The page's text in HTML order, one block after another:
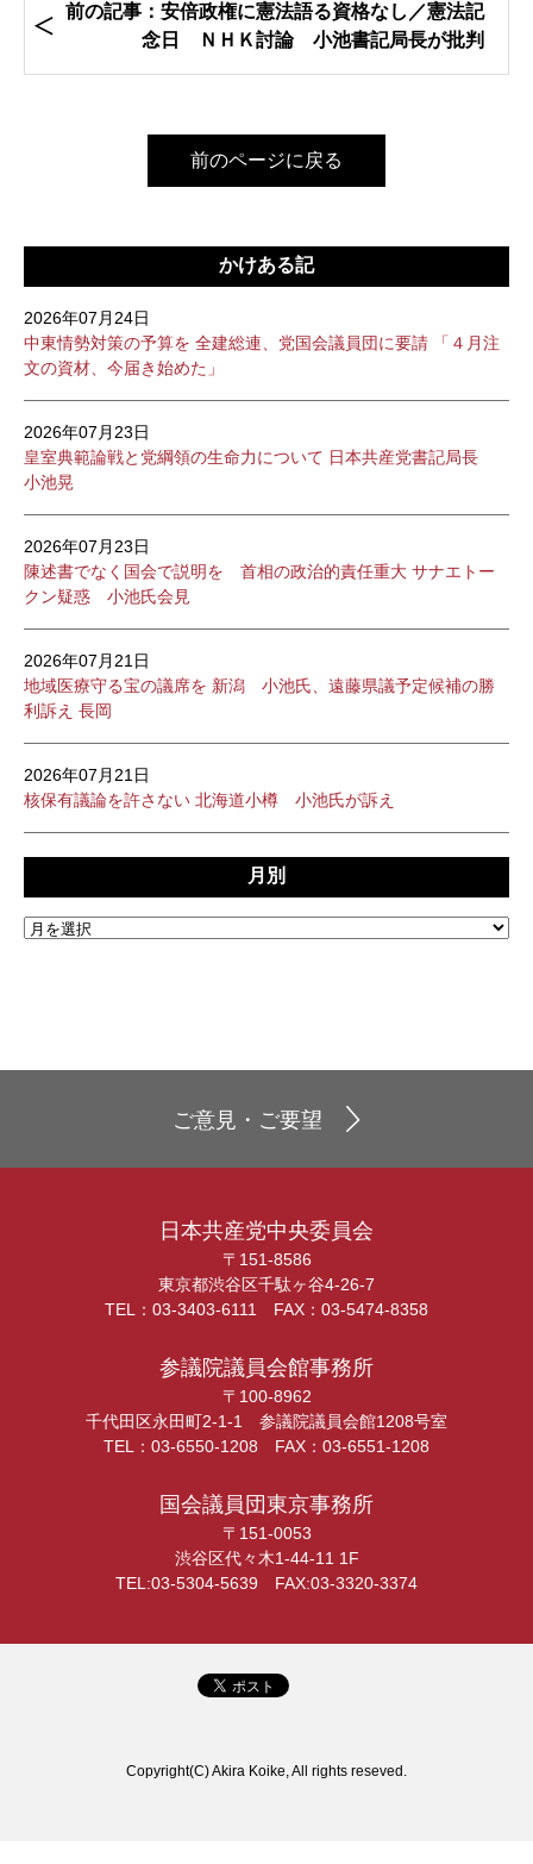
前の記事：安倍政権に憲法語る資格なし／憲法記
念日 ＮＨＫ討論 小池書記局長が批判
前のページに戻る
かけある記
2026年07月24日
中東情勢対策の予算を 全建総連、党国会議員団に要請 「４月注
文の資材、今届き始めた」
2026年07月23日
皇室典範論戦と党綱領の生命力について 日本共産党書記局長
小池晃
2026年07月23日
陳述書でなく国会で説明を 首相の政治的責任重大 サナエトー
クン疑惑 小池氏会見
2026年07月21日
地域医療守る宝の議席を 新潟 小池氏、遠藤県議予定候補の勝
利訴え 長岡
2026年07月21日
核保有議論を許さない 北海道小樽 小池氏が訴え
月別
ご意見・ご要望
日本共産党中央委員会
〒151-8586
東京都渋谷区千駄ヶ谷4-26-7
TEL：03-3403-6111 FAX：03-5474-8358
参議院議員会館事務所
〒100-8962
千代田区永田町2-1-1 参議院議員会館1208号室
TEL：03-6550-1208 FAX：03-6551-1208
国会議員団東京事務所
〒151-0053
渋谷区代々木1-44-11 1F
TEL:03-5304-5639 FAX:03-3320-3374
Copyright(C) Akira Koike, All rights reseved.